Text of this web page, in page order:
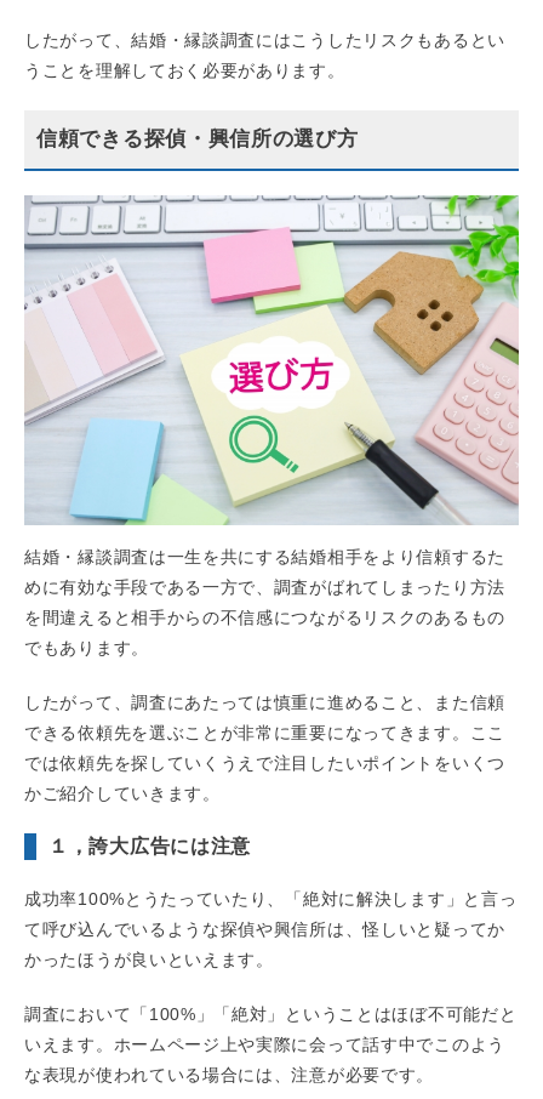
したがって、結婚・縁談調査にはこうしたリスクもあるとい
うことを理解しておく必要があります。
信頼できる探偵・興信所の選び方
結婚・縁談調査は一生を共にする結婚相手をより信頼するた
めに有効な手段である一方で、調査がばれてしまったり方法
を間違えると相手からの不信感につながるリスクのあるもの
でもあります。
したがって、調査にあたっては慎重に進めること、また信頼
できる依頼先を選ぶことが非常に重要になってきます。ここ
では依頼先を探していくうえで注目したいポイントをいくつ
かご紹介していきます。
１，誇大広告には注意
成功率100%とうたっていたり、「絶対に解決します」と言っ
て呼び込んでいるような探偵や興信所は、怪しいと疑ってか
かったほうが良いといえます。
調査において「100%」「絶対」ということはほぼ不可能だと
いえます。ホームページ上や実際に会って話す中でこのよう
な表現が使われている場合には、注意が必要です。